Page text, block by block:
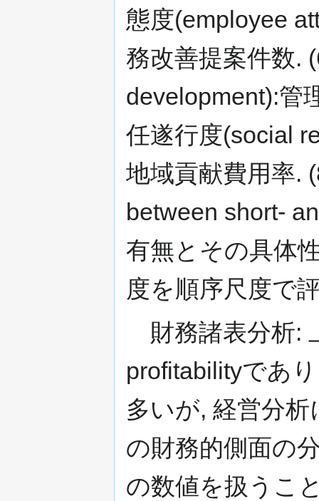
態度(employee
務改善提案件数.
development):管
任遂行度(social
地域貢献費用率.
between short-
有無とその具体
度を順序尺度で
財務諸表分析:
profitabilityであ
多いが, 経営分
の財務的側面の
の数値を扱うこ